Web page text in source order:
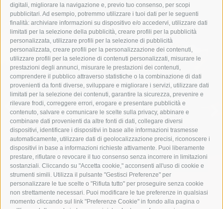
digitali, migliorare la navigazione e, previo tuo consenso, per scopi
pubblicitari. Ad esempio, potremmo utilizzare i tuoi dati per le seguenti
finalità: archiviare informazioni su dispositivo e/o accedervi, utilizzare dati
limitati per la selezione della pubblicità, creare profili per la pubblicità
personalizzata, utilizzare profili per la selezione di pubblicità
personalizzata, creare profili per la personalizzazione dei contenuti,
utilizzare profili per la selezione di contenuti personalizzati, misurare le
prestazioni degli annunci, misurare le prestazioni dei contenuti,
comprendere il pubblico attraverso statistiche o la combinazione di dati
provenienti da fonti diverse, sviluppare e migliorare i servizi, utilizzare dati
limitati per la selezione dei contenuti, garantire la sicurezza, prevenire e
rilevare frodi, correggere errori, erogare e presentare pubblicità e
contenuto, salvare e comunicare le scelte sulla privacy, abbinare e
combinare dati provenienti da altre fonti di dati, collegare diversi
dispositivi, identificare i dispositivi in base alle informazioni trasmesse
automaticamente, utilizzare dati di geolocalizzazione precisi, riconoscere i
dispositivi in base a informazioni richieste attivamente. Puoi liberamente
prestare, rifiutare o revocare il tuo consenso senza incorrere in limitazioni
sostanziali. Cliccando su "Accetta cookie," acconsenti all'uso di cookie e
strumenti simili. Utilizza il pulsante "Gestisci Preferenze" per
personalizzare le tue scelte o "Rifiuta tutto" per proseguire senza cookie
non strettamente necessari. Puoi modificare le tue preferenze in qualsiasi
momento cliccando sul link "Preferenze Cookie" in fondo alla pagina o
IMMERGITI NELLA NATURA
VACANZE ESTIVE